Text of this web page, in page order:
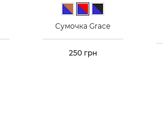
Сине-бежевый
Сине-красный
Сине-черный
Сумочка Grace
Цена
250 грн